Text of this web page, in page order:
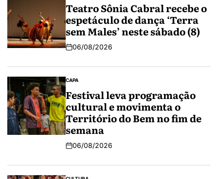
Teatro Sônia Cabral recebe o
espetáculo de dança ‘Terra
sem Males’ neste sábado (8)
06/08/2026
CAPA
Festival leva programação
cultural e movimenta o
Território do Bem no fim de
semana
06/08/2026